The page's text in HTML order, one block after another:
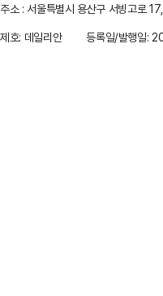
주소 : 서울특별시 용산구 서빙고로
제호: 데일리안
등록일/발행일: